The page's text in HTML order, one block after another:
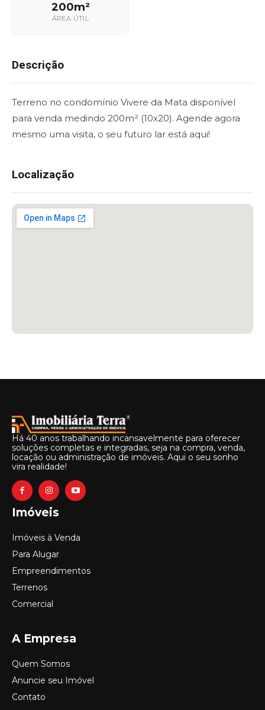
200m²
ÁREA ÚTIL
Descrição
Terreno no condomínio Vivere da Mata disponível
para venda medindo 200m² (10x20). Agende agora
mesmo uma visita, o seu futuro lar está aqui!
Localização
Há 40 anos trabalhando incansavelmente para oferecer
soluções completas e integradas, seja na compra, venda,
locação ou administração de imóveis. Aqui o seu sonho
vira realidade!
Imóveis
Imóveis à Venda
Para Alugar
Empreendimentos
Terrenos
Comercial
A Empresa
Quem Somos
Anuncie seu Imóvel
Contato